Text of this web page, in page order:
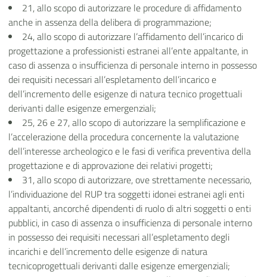
21, allo scopo di autorizzare le procedure di affidamento
anche in assenza della delibera di programmazione;
24, allo scopo di autorizzare l’affidamento dell’incarico di
progettazione a professionisti estranei all’ente appaltante, in
caso di assenza o insufficienza di personale interno in possesso
dei requisiti necessari all’espletamento dell’incarico e
dell’incremento delle esigenze di natura tecnico progettuali
derivanti dalle esigenze emergenziali;
25, 26 e 27, allo scopo di autorizzare la semplificazione e
l’accelerazione della procedura concernente la valutazione
dell’interesse archeologico e le fasi di verifica preventiva della
progettazione e di approvazione dei relativi progetti;
31, allo scopo di autorizzare, ove strettamente necessario,
l’individuazione del RUP tra soggetti idonei estranei agli enti
appaltanti, ancorché dipendenti di ruolo di altri soggetti o enti
pubblici, in caso di assenza o insufficienza di personale interno
in possesso dei requisiti necessari all’espletamento degli
incarichi e dell’incremento delle esigenze di natura
tecnicoprogettuali derivanti dalle esigenze emergenziali;